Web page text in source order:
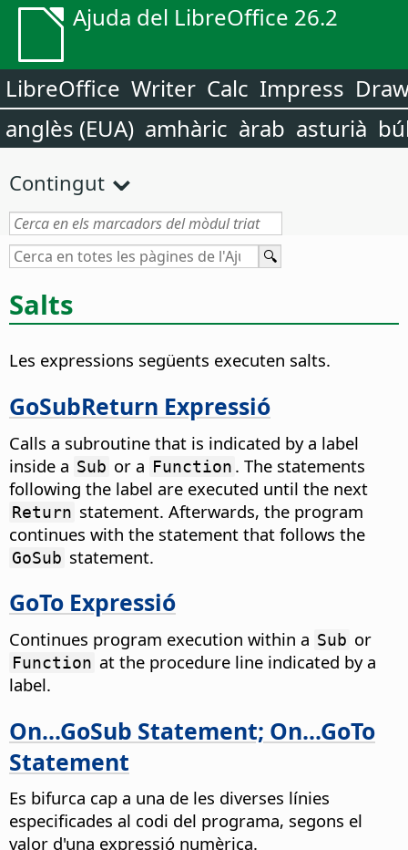
Ajuda del LibreOffice 26.2
LibreOffice Writer Calc Impress
anglès (EUA) amhàric àrab asturià
Contingut
Salts
Les expressions següents executen salts.
GoSubReturn Expressió
Calls a subroutine that is indicated by a label
inside a Sub or a Function . The statements
following the label are executed until the next
Return statement. Afterwards, the program
continues with the statement that follows the
GoSub statement.
GoTo Expressió
Continues program execution within a Sub or
Function at the procedure line indicated by a
label.
On...GoSub Statement; On...GoTo
Statement
Es bifurca cap a una de les diverses línies
especificades al codi del programa, segons el
valor d'una expressió numèrica.